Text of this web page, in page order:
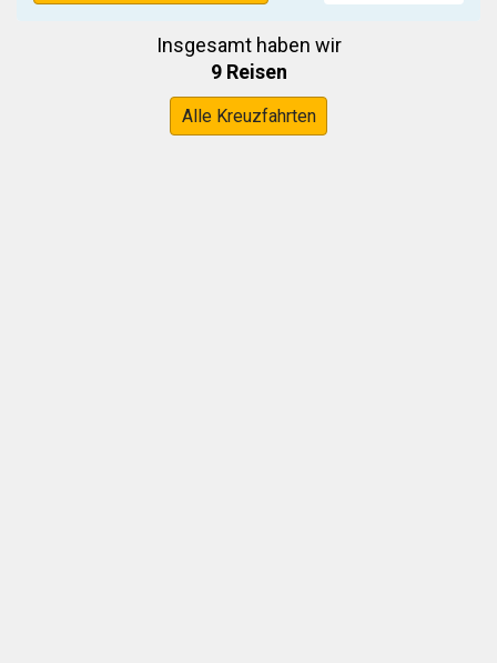
Insgesamt haben wir
9 Reisen
Alle Kreuzfahrten